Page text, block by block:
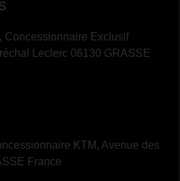
Concessionnaire Exclusif
Leclerc 06130 GRASSE
KTM, Avenue des
France